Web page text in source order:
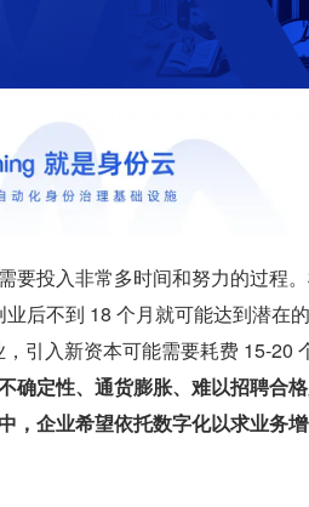
要投入非常多时间和努力的过程
后不到 18 个月就可能达到潜在
引入新资本可能需要耗费 15-20
确定性、通货膨胀、难以招聘合
企业希望依托数字化以求业务增